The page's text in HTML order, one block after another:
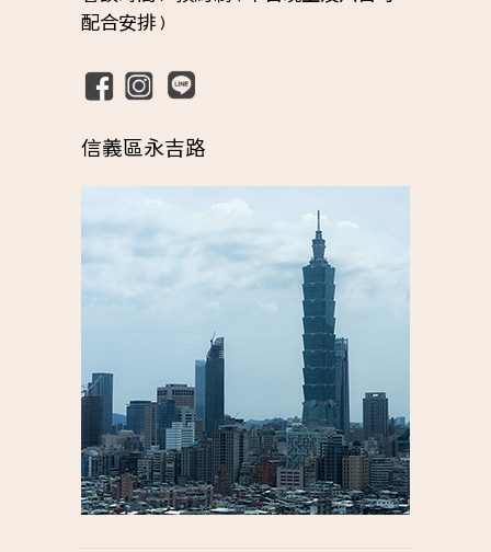
配合安排 )
信義區永吉路